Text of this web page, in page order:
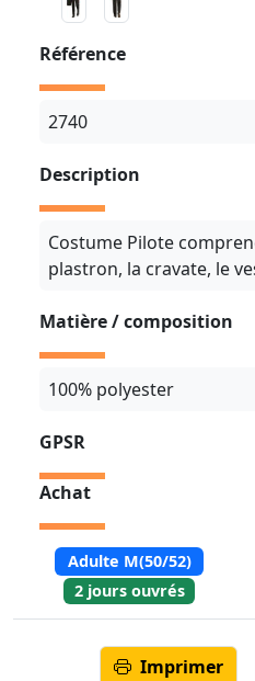
Référence
2740
Description
Costume Pilote
plastron, la cravate, le
Matière / composition
100% polyester
GPSR
Achat
Adulte M(50/52)
2 jours ouvrés
Imprimer